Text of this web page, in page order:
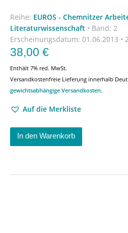
Reihe: EUROS - Chemnitzer
Literaturwissenschaft • Band: 2
Erscheinungsdatum: 01.06.2013 •
38,00 €
Enthält 7% red. MwSt.
Versandkostenfreie Lieferung innerhalb
gewichtsabhängige Versandkosten.
Auf die Merkliste
In den Warenkorb